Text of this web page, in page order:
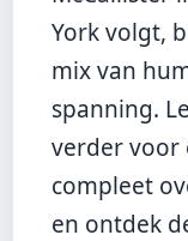
York volgt,
mix van
spanning.
verder voor
compleet
en ontdek